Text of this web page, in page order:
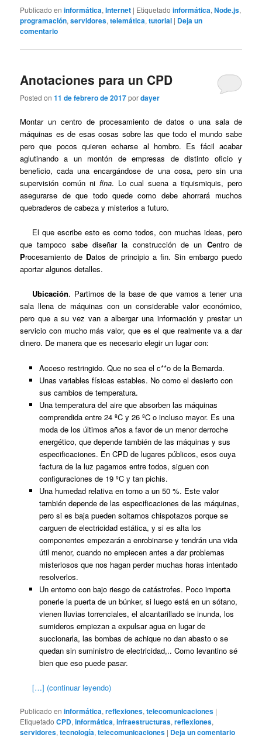
Publicado en informática,Internet | Etiquetado informática,Node.js,
programación,servidores,telemática,tutorial | Deja un
comentario
Anotaciones para un CPD
Posted on11 de febrero de 2017pordayer
Montar un centro de procesamiento de datos o una sala de
máquinas es de esas cosas sobre las que todo el mundo sabe
pero que pocos quieren echarse al hombro. Es fácil acabar
aglutinando a un montón de empresas de distinto oficio y
beneficio, cada una encargándose de una cosa, pero sin una
supervisión común ni fina. Lo cual suena a tiquismiquis, pero
asegurarse de que todo quede como debe ahorrará muchos
quebraderos de cabeza y misterios a futuro.
El que escribe esto es como todos, con muchas ideas, pero
que tampoco sabe diseñar la construcción de un Centro de
Procesamiento de Datos de principio a fin. Sin embargo puedo
aportar algunos detalles.
Ubicación. Partimos de la base de que vamos a tener una
sala llena de máquinas con un considerable valor económico,
pero que a su vez van a albergar una información y prestar un
servicio con mucho más valor, que es el que realmente va a dar
dinero. De manera que es necesario elegir un lugar con:
Acceso restringido. Que no sea el c**o de la Bernarda.
Unas variables físicas estables. No como el desierto con
sus cambios de temperatura.
Una temperatura del aire que absorben las máquinas
comprendida entre 24 ºC y 26 ºC o incluso mayor. Es una
moda de los últimos años a favor de un menor derroche
energético, que depende también de las máquinas y sus
especificaciones. En CPD de lugares públicos, esos cuya
factura de la luz pagamos entre todos, siguen con
configuraciones de 19 ºC y tan pichis.
Una humedad relativa en torno a un 50 %. Este valor
también depende de las especificaciones de las máquinas,
pero si es baja pueden soltarnos chispotazos porque se
carguen de electricidad estática, y si es alta los
componentes empezarán a enrobinarse y tendrán una vida
útil menor, cuando no empiecen antes a dar problemas
misteriosos que nos hagan perder muchas horas intentado
resolverlos.
Un entorno con bajo riesgo de catástrofes. Poco importa
ponerle la puerta de un búnker, si luego está en un sótano,
vienen lluvias torrenciales, el alcantarillado se inunda, los
sumideros empiezan a expulsar agua en lugar de
succionarla, las bombas de achique no dan abasto o se
quedan sin suministro de electricidad,.. Como levantino sé
bien que eso puede pasar.
[…] (continuar leyendo)
Publicado en informática,reflexiones,telecomunicaciones |
Etiquetado CPD,informática,infraestructuras,reflexiones,
servidores,tecnología,telecomunicaciones | Deja un comentario